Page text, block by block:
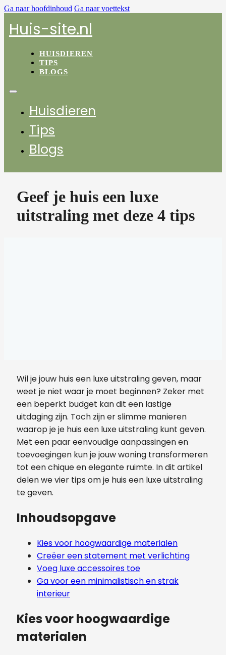
Ga naar hoofdinhoud Ga naar voettekst
Huis-site.nl
HUISDIEREN
TIPS
BLOGS
Huisdieren
Tips
Blogs
Geef je huis een luxe
uitstraling met deze 4 tips
Wil je jouw huis een luxe uitstraling geven, maar
weet je niet waar je moet beginnen? Zeker met
een beperkt budget kan dit een lastige
uitdaging zijn. Toch zijn er slimme manieren
waarop je je huis een luxe uitstraling kunt geven.
Met een paar eenvoudige aanpassingen en
toevoegingen kun je jouw woning transformeren
tot een chique en elegante ruimte. In dit artikel
delen we vier tips om je huis een luxe uitstraling
te geven.
Inhoudsopgave
Kies voor hoogwaardige materialen
Creëer een statement met verlichting
Voeg luxe accessoires toe
Ga voor een minimalistisch en strak
interieur
Kies voor hoogwaardige
materialen